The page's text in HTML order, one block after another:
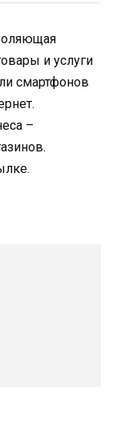
и услуги
смартфонов
–